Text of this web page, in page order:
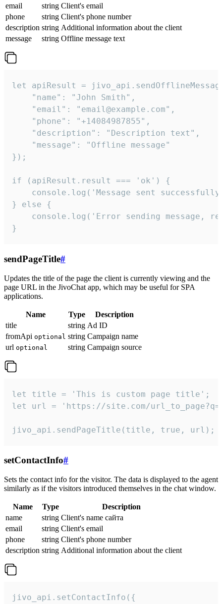
email
string Client's email
phone
string Client's phone number
description string Additional information about the client
message
string Offline message text
let apiResult =
    "name": "John Smith",
    "email": "email@example.com",
    "phone": "+14084987855",
    "description": "Description text",
    "message": "Offline message"
});
if (apiResult.result === 'ok') {
console.log('Message sent
} else {
console.log('Error sending message,
}
sendPageTitle#
Updates the title of the page the client is currently viewing and the
page URL in the JivoChat app, which may be useful for SPA
applications.
Name Type
Description
title
string Ad ID
fromApi optional string Campaign name
url optional string Campaign source
let title = 'This is custom page title';
let url = 'https://site.com/
jivo_api.sendPageTitle(title, true, url);
setContactInfo#
Sets the contact info for the visitor. The data is displayed to the agent
similarly as if the visitors introduced themselves in the chat window.
Name Type
Description
name
string Client's name сайта
email
string Client's email
phone
string Client's phone number
description string Additional information about the client
jivo_api.setContactInfo({